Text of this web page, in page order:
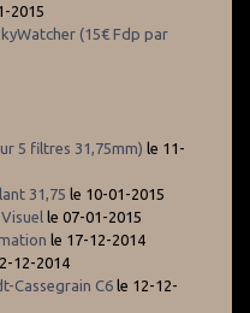
2015
(15€ Fdp par
5 filtres 31,75mm) le 11-
31,75 le 10-01-2015
le 07-01-2015
le 17-12-2014
12-2014
Cassegrain C6 le 12-12-